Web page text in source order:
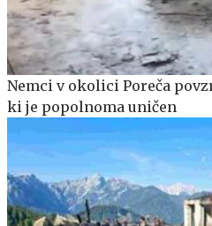
Nemci v okolici Poreča
ki je popolnoma uničen